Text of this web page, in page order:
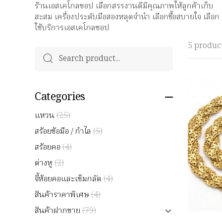
ร้านเอสเคโกลชอป เลือกสรรงานดีมีคุณภาพให้ลูกค้าเก็บ
สะสม เครื่องประดับมือสองหลุดจำนำ เลือกซื้อสบายใจ เลือก
ใช้บริการเอสเคโกลชอป
Categories
แหวน(25)
สร้อยข้อมือ / กำไล (5)
สร้อยคอ(4)
ต่างหู(2)
จี้ห้อยคอและเข็มกลัด (4)
สินค้าราคาพิเศษ(4)
สินค้าฝากขาย(79)
5